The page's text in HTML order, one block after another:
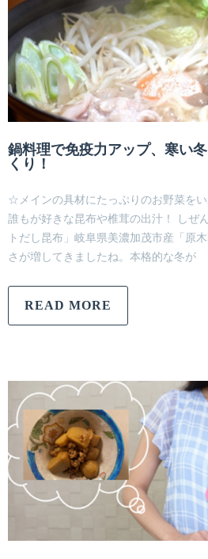
鍋料理で免疫力アップ、寒い
くり！
☆メインの具材にたっぷりのお野菜を
誰もが好きな昆布や椎茸の出汁！ し
トだし昆布」岐阜県美濃加茂市産「原
さが増してきましたね。本格的な冬が
READ MORE